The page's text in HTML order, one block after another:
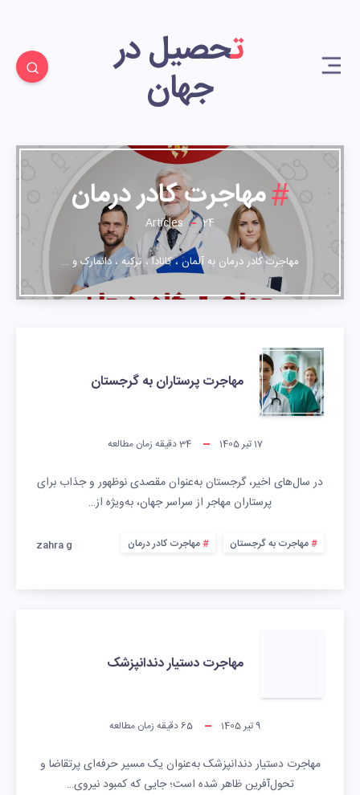
تحصیل در
جهان
مهاجرت کادر درمان
24
Articles
24
مهاجرت کادر درمان به آلمان ، کانادا ، ترکیه ، دانمارک و …
مهاجرت پرستاران به گرجستان
17 تیر 1405 34دقیقه زمان مطالعه
در سال‌های اخیر، گرجستان به‌عنوان مقصدی نوظهور و جذاب برای
پرستاران مهاجر از سراسر جهان، به‌ویژه از…
مهاجرت به گرجستان مهاجرت کادر درمان zahra g
مهاجرت دستیار دندانپزشک
9 تیر 1405 65دقیقه زمان مطالعه
مهاجرت دستیار دندانپزشک به‌عنوان یک مسیر حرفه‌ای پرتقاضا و
تحول‌آفرین ظاهر شده است؛ جایی که کمبود نیروی…